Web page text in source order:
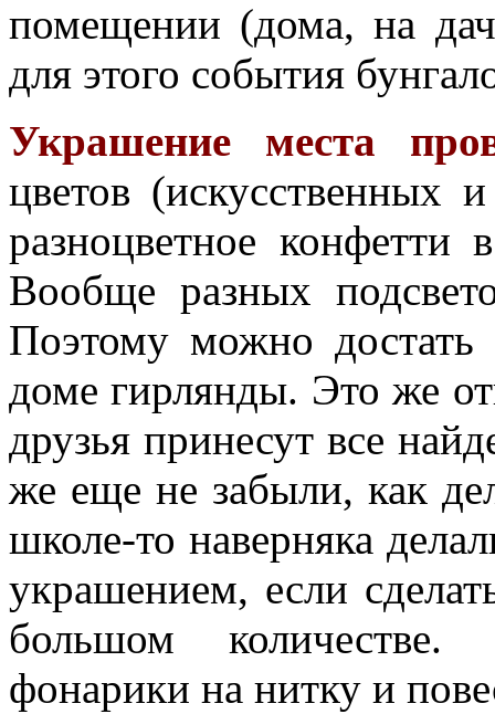
помещении (дома, на
для этого события
Украшение места
цветов (искусственных
разноцветное конфетти
Вообще разных
Поэтому можно
доме гирлянды. Это же
друзья принесут все
же еще не забыли, как
школе-то наверняка
украшением, если
большом
фонарики на нитку и